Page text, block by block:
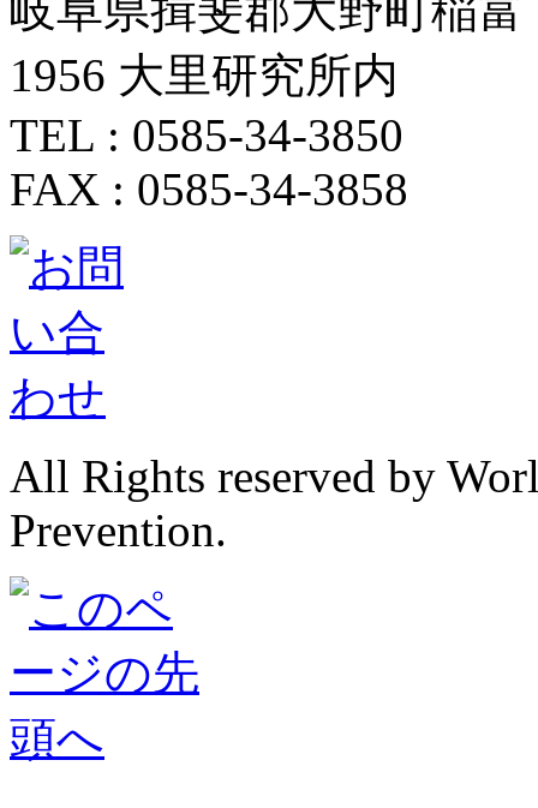
1956 大里研究所内
TEL : 0585-34-3850
FAX : 0585-34-3858
All Rights reserved by
Prevention.